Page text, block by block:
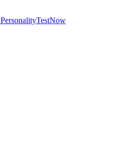
PersonalityTestNow